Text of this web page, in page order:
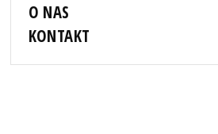
O NAS
KONTAKT